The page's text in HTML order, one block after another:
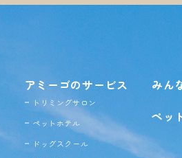
アミーゴのサービス
トリミングサロン
ペットホテル
ドッグスクール
みん
ペッ